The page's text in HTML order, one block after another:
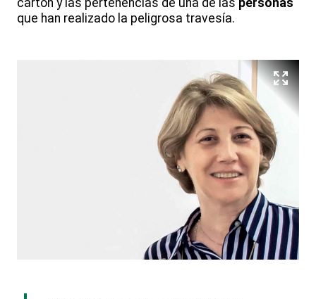
cartón y las pertenencias de una de las personas
que han realizado la peligrosa travesía.